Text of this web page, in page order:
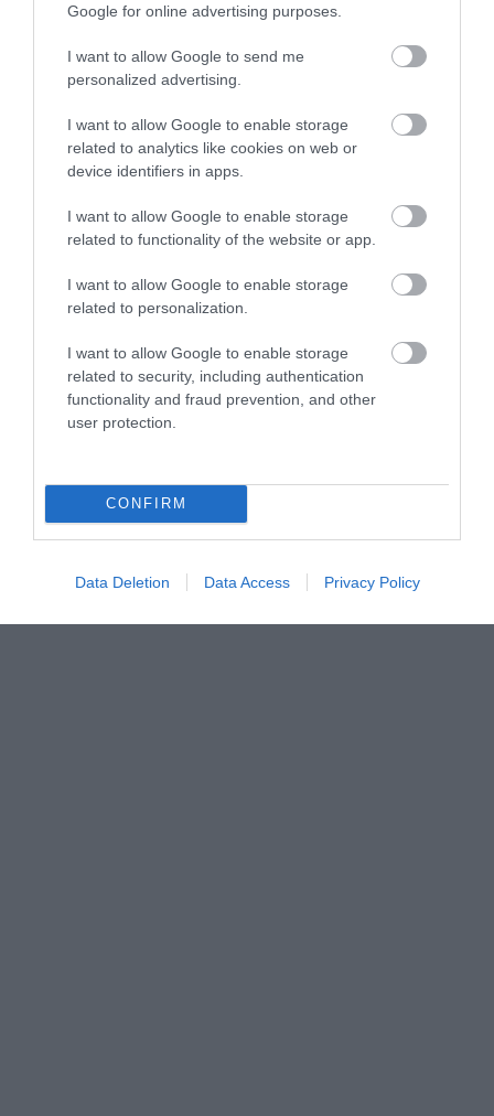
Google for online advertising purposes.
I want to allow Google to send me
personalized advertising.
I want to allow Google to enable storage
related to analytics like cookies on web or
device identifiers in apps.
I want to allow Google to enable storage
related to functionality of the website or app.
I want to allow Google to enable storage
related to personalization.
I want to allow Google to enable storage
related to security, including authentication
functionality and fraud prevention, and other
user protection.
CONFIRM
Data Deletion Data Access Privacy Policy